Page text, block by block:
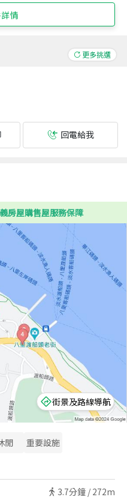
情
更多挑選
回電給我
房屋購售屋服務保障
街景及路線導航
閒 重要設施
3.7分鐘 / 272m